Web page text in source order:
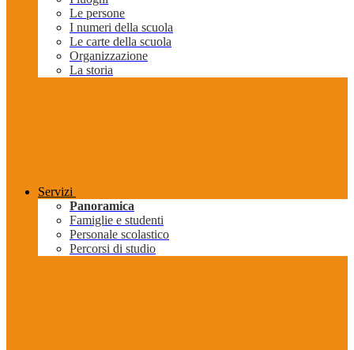
Le persone
I numeri della scuola
Le carte della scuola
Organizzazione
La storia
Servizi
Panoramica
Famiglie e studenti
Personale scolastico
Percorsi di studio